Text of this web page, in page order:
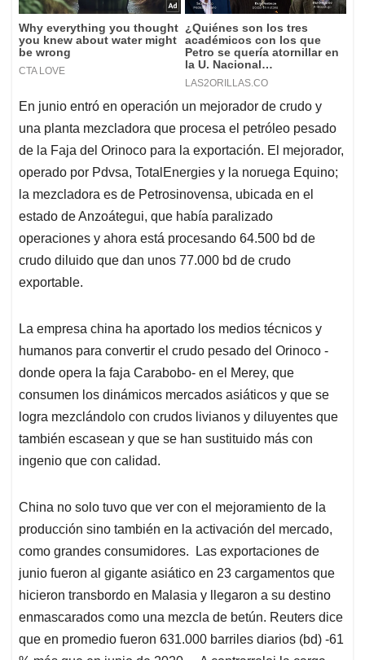
En junio entró en operación un mejorador de crudo y
una planta mezcladora que procesa el petróleo pesado
de la Faja del Orinoco para la exportación. El mejorador,
operado por Pdvsa, TotalEnergies y la noruega Equino;
la mezcladora es de Petrosinovensa, ubicada en el
estado de Anzoátegui, que había paralizado
operaciones y ahora está procesando 64.500 bd de
crudo diluido que dan unos 77.000 bd de crudo
exportable.
La empresa china ha aportado los medios técnicos y
humanos para convertir el crudo pesado del Orinoco -
donde opera la faja Carabobo- en el Merey, que
consumen los dinámicos mercados asiáticos y que se
logra mezclándolo con crudos livianos y diluyentes que
también escasean y que se han sustituido más con
ingenio que con calidad.
China no solo tuvo que ver con el mejoramiento de la
producción sino también en la activación del mercado,
como grandes consumidores. Las exportaciones de
junio fueron al gigante asiático en 23 cargamentos que
hicieron transbordo en Malasia y llegaron a su destino
enmascarados como una mezcla de betún. Reuters dice
que en promedio fueron 631.000 barriles diarios (bd) -61